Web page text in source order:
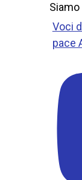
Voci
pace